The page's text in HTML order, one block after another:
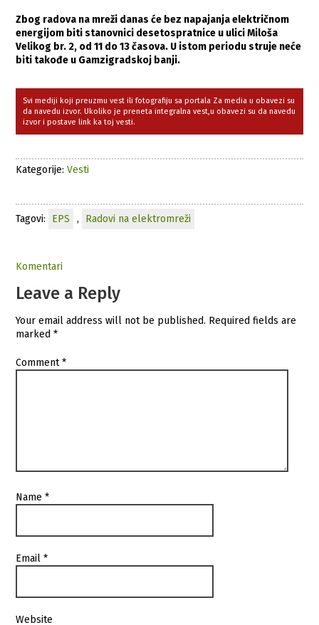
Zbog radova na mreži danas će bez napajanja električnom
energijom biti stanovnici desetospratnice u ulici Miloša
Velikog br. 2, od 11 do 13 časova. U istom periodu struje neće
biti takođe u Gamzigradskoj banji.
Svi mediji koji preuzmu vest ili fotografiju sa portala Za media u obavezi su
da navedu izvor. Ukoliko je preneta integralna vest,u obavezi su da navedu
izvor i postave link ka toj vesti.
Kategorije:Vesti
Tagovi: EPS , Radovi na elektromreži
Komentari
Leave a Reply
Your email address will not be published. Required fields are
marked*
Comment*
Name*
Email*
Website